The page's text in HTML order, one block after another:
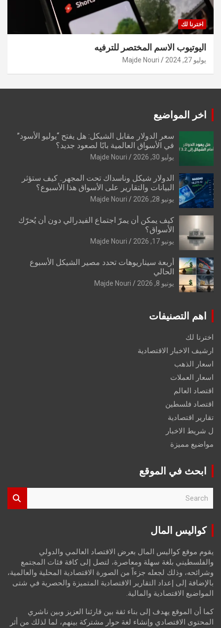
اخترنا لك
اليوتيوب الاسم المختصر للترفيه
يوليو 27, 2024 Majde Nouri
اخر المواضيع
سعر الدولار مقابل الشيكل: هل يفتح “يوليو الأسود”
في الأسواق العالمية بابًا لصعود جديد؟
يوليو 30, 2026 Majde Nouri
الدولار شيكل وناسداك تحت المجهر.. كيف ستؤثر
البيانات والتقارير على الأسواق هذا الأسبوع؟
يونيو 28, 2026 Majde Nouri
كيف يمكن أن يمرّ اجتماع الفيدرالي دون أن يُحرّك
الأسواق؟
يونيو 17, 2026 Majde Nouri
أربعة سيناريوهات تحدد مصير الشيكل الأسبوع
الحالي
يونيو 8, 2026 Majde Nouri
اهم التصنيفات
اخترنا لك
ارشيف الاخبار الاقتصادية
اسعار الذهب
اسعار العملات
اقتصاد العالم
اقتصاد فلسطين
تقارير اقتصادية
ل شريط الاخبار
مواضيع مميزة
ابحث في الموقع
r
كواليس المال
يقوم موقع كواليس المال بعرض الاقتصاد العالمي والدولي
والفلسطيني بلغة سهلة ومعاصرة، لتصل إلى كافة فئات المجتمع
وشرائحه، وذلك لجعله جزءاً من الصورة الاقتصادية المحلية والعالمية،
بالإضافة إلى إعداد التقارير الاقتصادية المتميزة والحصرية في شتى
المواضيع الاقتصادية والمالية.
كما أن الموقع يهدف إلى بناء ثقة بين قارئنا العزيز وبين ناشري
المحتوى الاقتصادي وإنشاء لغة حوار مشتركة بينهم، لما لذلك من أثر